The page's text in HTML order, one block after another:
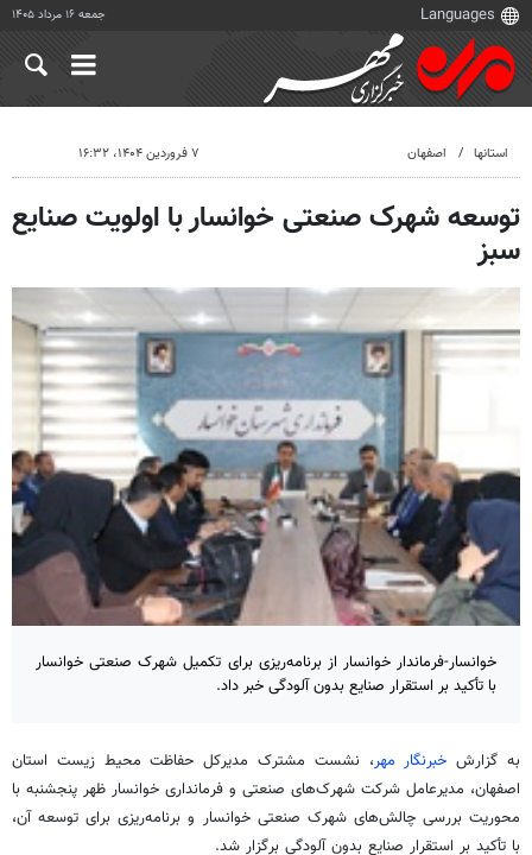
جمعه ۱۶ مرداد ۱۴۰۵
استانها اصفهان ۷ فروردین ۱۴۰۴، ۱۶:۳۲
توسعه شهرک صنعتی خوانسار با اولویت صنایع
سبز
خوانسار-فرماندار خوانسار از برنامه‌ریزی برای تکمیل شهرک صنعتی خوانسار
با تأکید بر استقرار صنایع بدون آلودگی خبر داد.
به گزارشخبرنگار مهر، نشست مشترک مدیرکل حفاظت محیط زیست استان
اصفهان، مدیرعامل شرکت شهرک‌های صنعتی و فرمانداری خوانسار ظهر پنجشنبه با
محوریت بررسی چالش‌های شهرک صنعتی خوانسار و برنامه‌ریزی برای توسعه آن،
با تأکید بر استقرار صنایع بدون آلودگی برگزار شد.